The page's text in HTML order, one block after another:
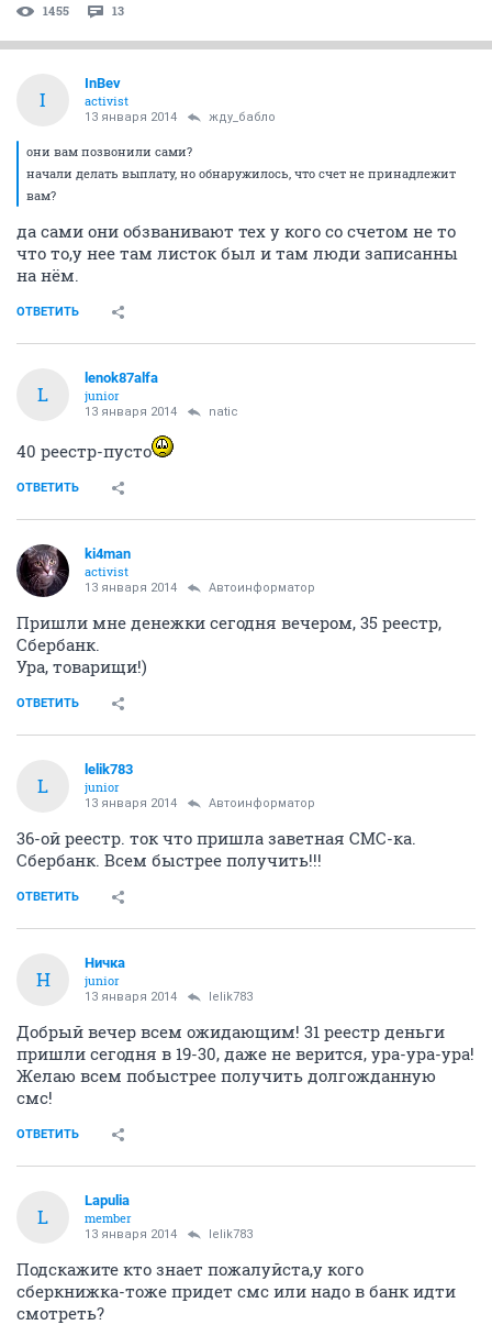
1455 13
I
InBev
activist
13 января 2014 жду_бабло
они вам позвонили сами?
начали делать выплату, но обнаружилось, что счет не принадлежит
вам?
да сами они обзванивают тех у кого со счетом не то
что то,у нее там листок был и там люди записанны
на нём.
ОТВЕТИТЬ
L
lenok87alfa
junior
13 января 2014 natic
40 реестр-пусто
ОТВЕТИТЬ
ki4man
activist
13 января 2014 Автоинформатор
Пришли мне денежки сегодня вечером, 35 реестр,
Сбербанк.
Ура, товарищи!)
ОТВЕТИТЬ
L
lelik783
junior
13 января 2014 Автоинформатор
36-ой реестр. ток что пришла заветная СМС-ка.
Сбербанк. Всем быстрее получить!!!
ОТВЕТИТЬ
Н
Ничка
junior
13 января 2014 lelik783
Добрый вечер всем ожидающим! 31 реестр деньги
пришли сегодня в 19-30, даже не верится, ура-ура-ура!
Желаю всем побыстрее получить долгожданную
смс!
ОТВЕТИТЬ
L
Lapulia
member
13 января 2014 lelik783
Подскажите кто знает пожалуйста,у кого
сберкнижка-тоже придет смс или надо в банк идти
смотреть?